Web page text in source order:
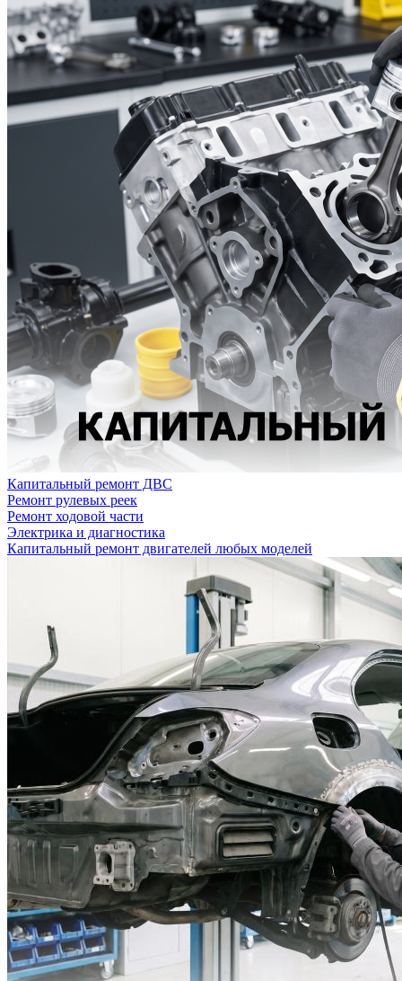
Капитальный ремонт ДВС
Ремонт рулевых реек
Ремонт ходовой части
Электрика и диагностика
Капитальный ремонт двигателей любых моделей